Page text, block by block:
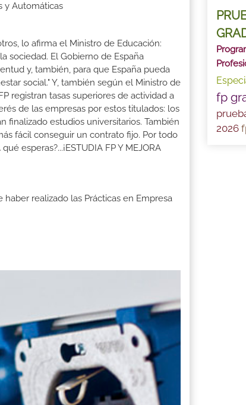
y Automáticas
lo afirma el Ministro de Educación:
sociedad. El Gobierno de España
y, también, para que España pueda
social." Y, también según el Ministro de
registran tasas superiores de actividad a
de las empresas por estos titulados: los
finalizado estudios universitarios. También
fácil conseguir un contrato fijo. Por todo
esperas?...¡ESTUDIA FP Y MEJORA
realizado las Prácticas en Empresa
fp
2026